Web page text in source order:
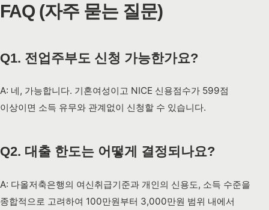
FAQ (자주 묻는 질문)
Q1. 전업주부도 신청 가능한가요?
A: 네, 가능합니다. 기혼여성이고 NICE 신용점수가 599점
이상이면 소득 유무와 관계없이 신청할 수 있습니다.
Q2. 대출 한도는 어떻게 결정되나요?
A: 다올저축은행의 여신취급기준과 개인의 신용도, 소득 수준을
종합적으로 고려하여 100만원부터 3,000만원 범위 내에서